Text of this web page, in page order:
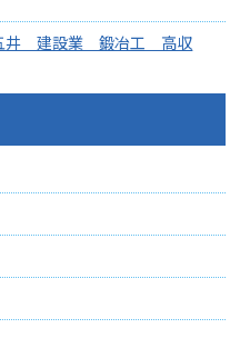
建設業 鍛冶工 高収